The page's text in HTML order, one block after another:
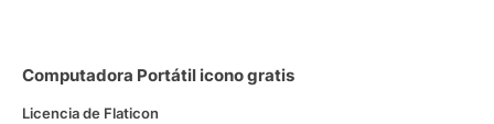
Computadora Portátil icono gratis
Licencia de Flaticon